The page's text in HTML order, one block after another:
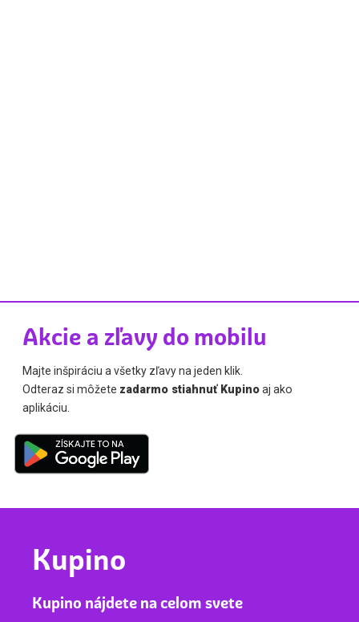
Akcie a zľavy do mobilu
Majte inšpiráciu a všetky zľavy na jeden klik.
Odteraz si môžete zadarmo stiahnuť Kupinoaj ako
aplikáciu.
Kupino
Kupino nájdete na celom svete